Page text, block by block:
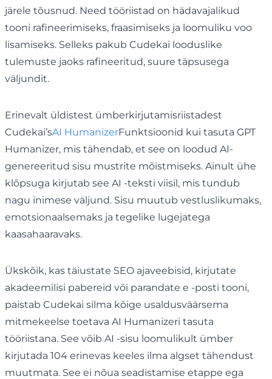
järele tõusnud. Need tööriistad on hädavajalikud
tooni rafineerimiseks, fraasimiseks ja loomuliku voo
lisamiseks. Selleks pakub Cudekai looduslike
tulemuste jaoks rafineeritud, suure täpsusega
väljundit.
Erinevalt üldistest ümberkirjutamisriistadest
Cudekai’sAI HumanizerFunktsioonid kui tasuta GPT
Humanizer, mis tähendab, et see on loodud AI-
genereeritud sisu mustrite mõistmiseks. Ainult ühe
klõpsuga kirjutab see AI -teksti viisil, mis tundub
nagu inimese väljund. Sisu muutub vestluslikumaks,
emotsionaalsemaks ja tegelike lugejatega
kaasahaaravaks.
Ükskõik, kas täiustate SEO ajaveebisid, kirjutate
akadeemilisi pabereid või parandate e -posti tooni,
paistab Cudekai silma kõige usaldusväärsema
mitmekeelse toetava AI Humanizeri tasuta
tööriistana. See võib AI -sisu loomulikult ümber
kirjutada 104 erinevas keeles ilma algset tähendust
muutmata. See ei nõua seadistamise etappe ega